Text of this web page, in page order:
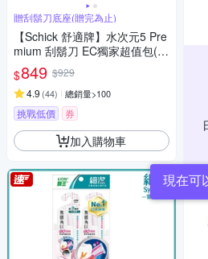
贈刮鬍刀底座(贈完為止)
【Schick 舒適牌】水次元5 Pre
mium 刮鬍刀 EC獨家超值包(1
刀把17刀片)
$849 $929
4.9 (44) 總銷量>100
挑戰低價 券
加入購物車
現在可